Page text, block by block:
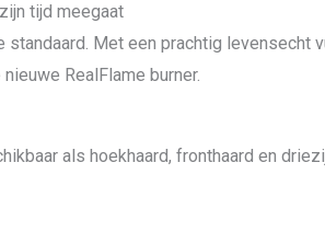
tijd meegaat
Met een prachtig levensecht
RealFlame burner.
als hoekhaard, fronthaard en